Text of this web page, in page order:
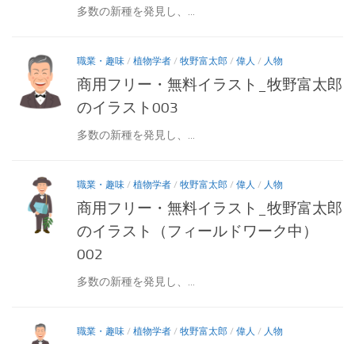
多数の新種を発見し、...
職業・趣味 / 植物学者 / 牧野富太郎 / 偉人 / 人物
商用フリー・無料イラスト_牧野富太郎
のイラスト003
多数の新種を発見し、...
職業・趣味 / 植物学者 / 牧野富太郎 / 偉人 / 人物
商用フリー・無料イラスト_牧野富太郎
のイラスト（フィールドワーク中）
002
多数の新種を発見し、...
職業・趣味 / 植物学者 / 牧野富太郎 / 偉人 / 人物